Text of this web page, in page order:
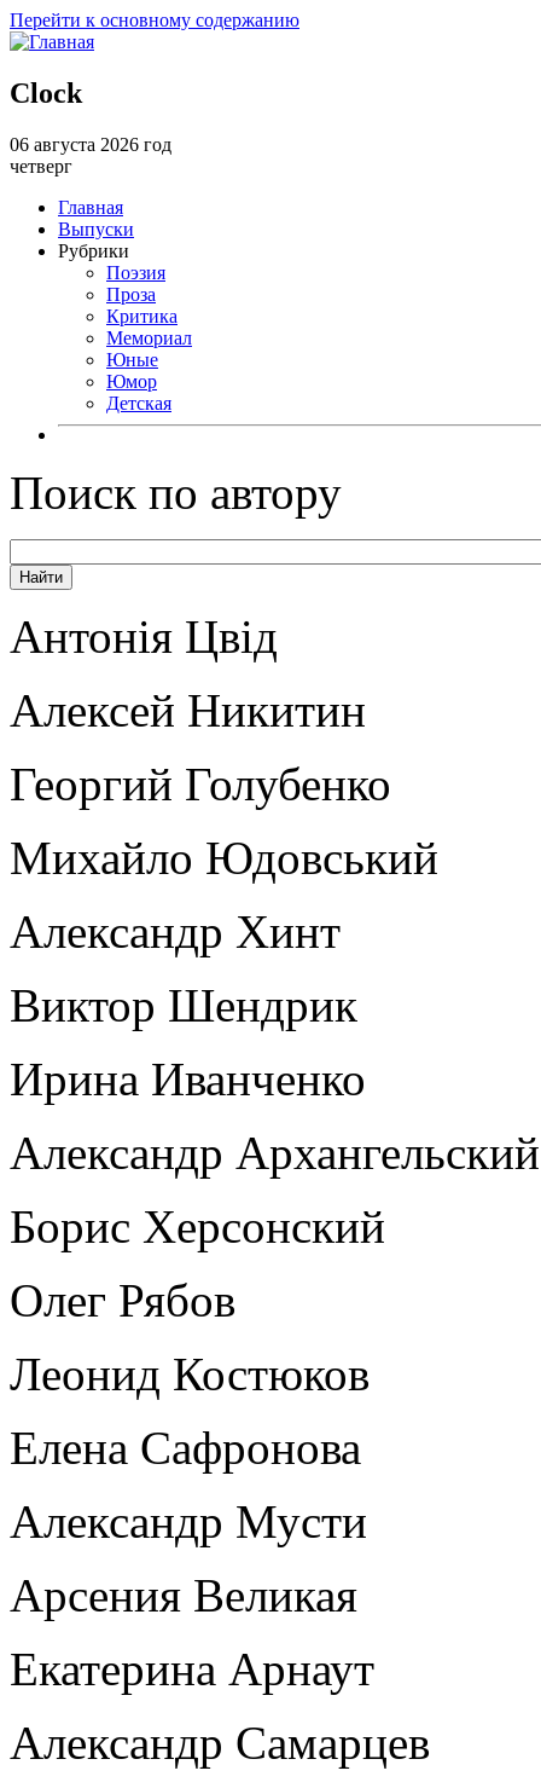
Перейти к основному содержанию
Clock
06 августа 2026 год
четверг
Главная
Выпуски
Рубрики
Поэзия
Проза
Критика
Мемориал
Юные
Юмор
Детская
Поиск по автору
Антонія Цвід
Алексей Никитин
Георгий Голубенко
Михайло Юдовський
Александр Хинт
Виктор Шендрик
Ирина Иванченко
Александр Архангельский
Борис Херсонский
Олег Рябов
Леонид Костюков
Елена Сафронова
Александр Мусти
Арсения Великая
Екатерина Арнаут
Александр Самарцев